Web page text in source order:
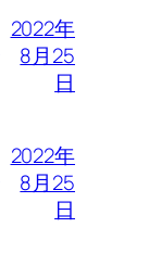
2022年
8月25
日
2022年
8月25
日